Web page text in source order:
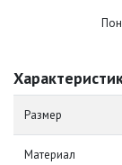
Размер
Материал